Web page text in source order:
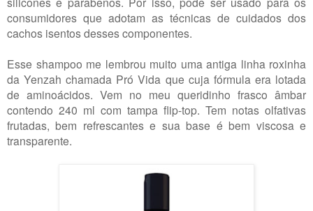
consumidores que adotam as técnicas de cuidados dos
cachos isentos desses componentes.
Esse shampoo me lembrou muito uma antiga linha roxinha
da Yenzah chamada Pró Vida que cuja fórmula era lotada
de aminoácidos. Vem no meu queridinho frasco âmbar
contendo 240 ml com tampa flip-top. Tem notas olfativas
frutadas, bem refrescantes e sua base é bem viscosa e
transparente.